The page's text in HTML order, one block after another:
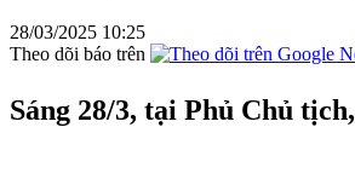
28/03/2025 10:25
Theo dõi báo trên
Sáng 28/3, tại Phủ Chủ